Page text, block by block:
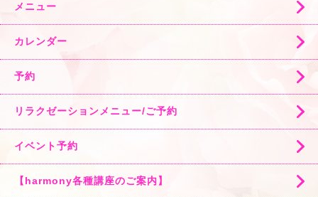
メニュー
カレンダー
予約
リラクゼーションメニュー/ご予約
イベント予約
【harmony各種講座のご案内】